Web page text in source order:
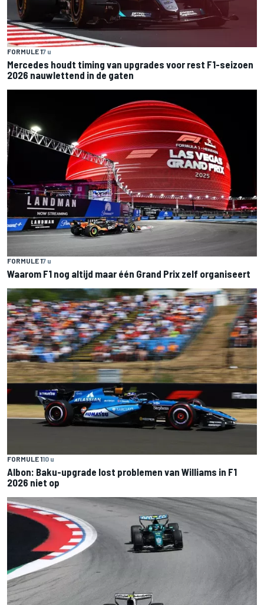
FORMULE 17 u
Mercedes houdt timing van upgrades voor rest F1-seizoen
2026 nauwlettend in de gaten
FORMULE 17 u
Waarom F1 nog altijd maar één Grand Prix zelf organiseert
FORMULE 110 u
Albon: Baku-upgrade lost problemen van Williams in F1
2026 niet op